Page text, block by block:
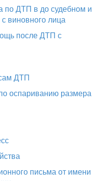
по ДТП в до судебном и
виновного лица
после ДТП с
ДТП
оспариванию размера
письма от имени